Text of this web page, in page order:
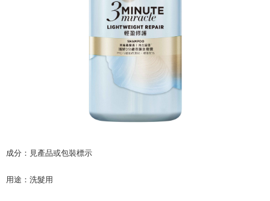
AFTEEの初回ご利用の際に、審査を通過すれば、最高額がNT$10,000にな
ります。支払い期限を過ぎた場合、その金額に基づいて年利20%の遅延滞
納金が加算されます。未成年の利用者は、事前に法定代理人または後見人
の同意を得ればAFTEEをご利用いただけます。
個人情報の処理、利用について疑問がある、または関連する法律の権利を
行使したい場合は、ネットプロテクションズ
cs_tw@netprotections.co.jp
にご連絡ください。上記に示した個人情報を、必要な購入注文書とあわせ
てAFTEEにご提供いただく、またはAFTEEにあなたの個人情報の収集、処
成分：見產品或包裝標示
用途：洗髮用